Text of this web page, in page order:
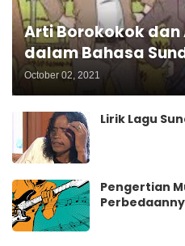
Arti Borokokok
dalam Bahasa
October 02, 2021
Lirik Lagu
Pengertian